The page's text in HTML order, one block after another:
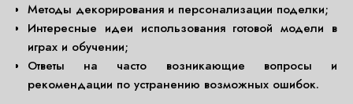
Методы декорирования и персонализации поделки;
Интересные идеи использования готовой модели в
играх и обучении;
Ответы на часто возникающие вопросы и
рекомендации по устранению возможных ошибок.